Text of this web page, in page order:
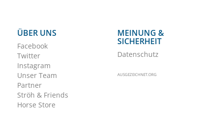
ÜBER UNS
Facebook
Twitter
Instagram
Unser Team
Partner
Ströh & Friends
Horse Store
MEINUNG &
SICHERHEIT
Datenschutz
AUSGEZEICHNET.ORG